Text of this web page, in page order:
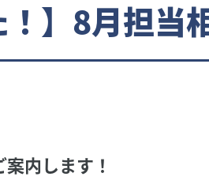
！】8月担当
内します！